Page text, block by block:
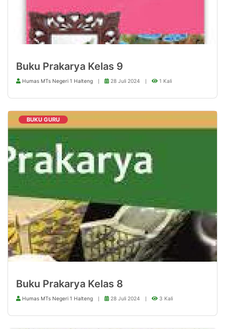
Buku Prakarya Kelas 9
Humas MTs Negeri 1 Halteng 28 Juli 2024 1 Kali
BUKU GURU
Buku Prakarya Kelas 8
Humas MTs Negeri 1 Halteng 28 Juli 2024 3 Kali